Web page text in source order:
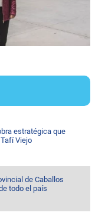
estratégica que
Viejo
de Caballos
todo el país